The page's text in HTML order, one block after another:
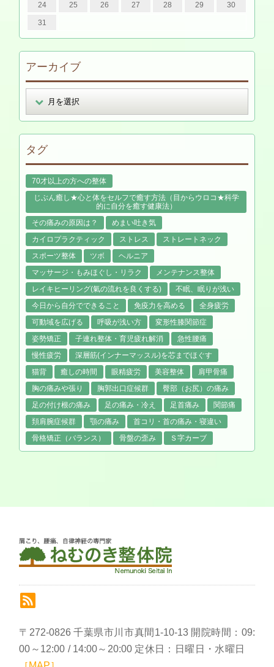
24 25 26 27 28 29 30
31
アーカイブ
タグ
70才以上の方への整体
じぶん癒し★心と体をセルフで癒す方法（目からウロコ★科学
的に自分を癒す健康法）
その痛みの原因は？
めまい吐き気
カイロプラクティック
ストレス
ストレートネック
スポーツ整体
ツボ
ヘルニア
マッサージ・もみほぐし・リラク
メンテナンス整体
レイキヒーリング(氣の流れを良くする)
不眠、眠りが浅い
今日から自分でできること
免疫力を高める
全身疲労
可動域を広げる
呼吸が浅い方
変形性膝関節症
姿勢矯正
子連れ整体・育児疲れ解消
急性腰痛
慢性疲労
深層筋(インナーマッスル)を芯までほぐす
猫背
癒しの時間 眼精疲労 美容整体
肩甲骨痛
胸の痛みや張り
胸郭出口症候群
臀部（お尻）の痛み
足の付け根の痛み
足の痛み・冷え 足首痛み
関節痛
頚肩腕症候群
顎の痛み
首コリ・首の痛み・寝違い
骨格矯正（バランス）
骨盤の歪み Ｓ字カーブ
〒272-0826 千葉県市川市真間1-10-13 開院時間：09:
00～12:00 / 14:00～20:00 定休日：日曜日・水曜日